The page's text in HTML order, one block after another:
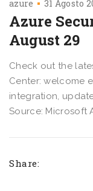
azure 31 Agosto
Azure
August 29
Check out the
Center: welcome
integration,
Source: Microsoft
Share: